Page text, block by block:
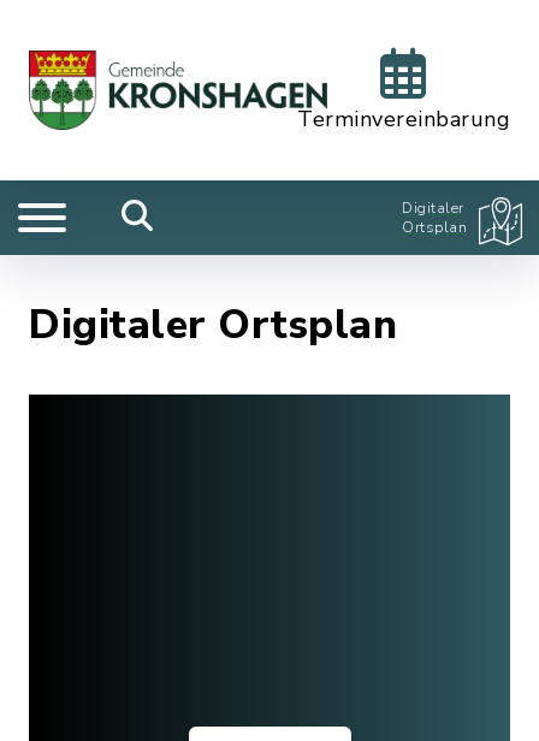
Terminvereinbarung
Digitaler
Ortsplan
Digitaler Ortsplan